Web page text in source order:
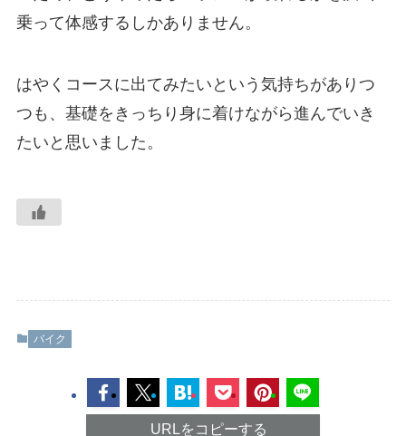
乗って体感するしかありません。
はやくコースに出てみたいという気持ちがありつ
つも、基礎をきっちり身に着けながら進んでいき
たいと思いました。
バイク
URLをコピーする